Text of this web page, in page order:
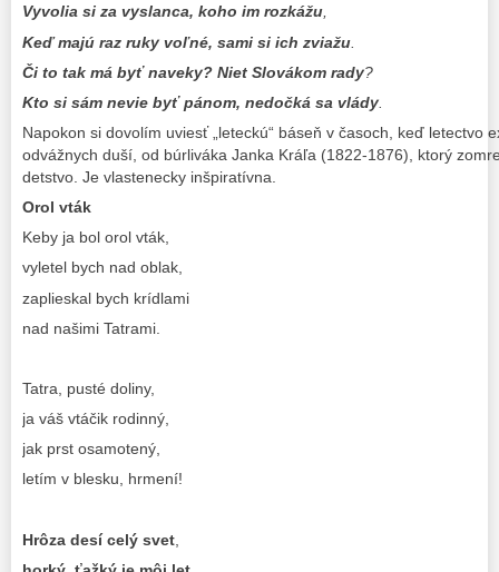
Vyvolia si za vyslanca, koho im rozkážu,
Keď majú raz ruky voľné, sami si ich zviažu
Či to tak má byť naveky? Niet Slovákom rady?
Kto si sám nevie byť pánom, nedočká sa vlády
Napokon si dovolím uviesť „leteckú“ báseň v časoch, keď letectvo
odvážnych duší, od búrliváka Janka Kráľa (1822-1876), ktorý
detstvo. Je vlastenecky inšpiratívna.
Orol vták
Keby ja bol orol vták,
vyletel bych nad oblak,
zaplieskal bych krídlami
nad našimi Tatrami.
Tatra, pusté doliny,
ja váš vtáčik rodinný,
jak prst osamotený,
letím v blesku, hrmení!
Hrôza desí celý svet